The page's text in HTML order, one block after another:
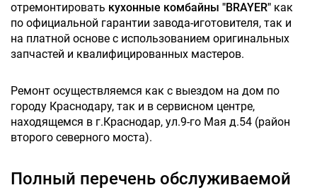
отремонтировать кухонные комбайны "BRAYER" как
по официальной гарантии завода-иготовителя, так и
на платной основе с использованием оригинальных
запчастей и квалифицированных мастеров.
Ремонт осуществляемся как с выездом на дом по
городу Краснодару, так и в сервисном центре,
находящемся в г.Краснодар, ул.9-го Мая д.54 (район
второго северного моста).
Полный перечень обслуживаемой